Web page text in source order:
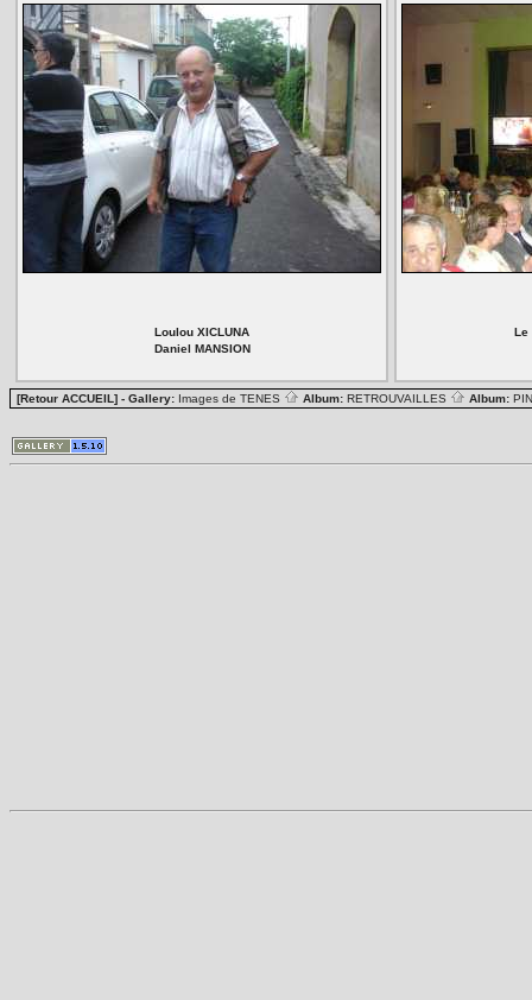
Loulou XICLUNA
Daniel MANSION
Le
[Retour ACCUEIL] - Gallery: Images de TENES Album: RETROUVAILLES Album: